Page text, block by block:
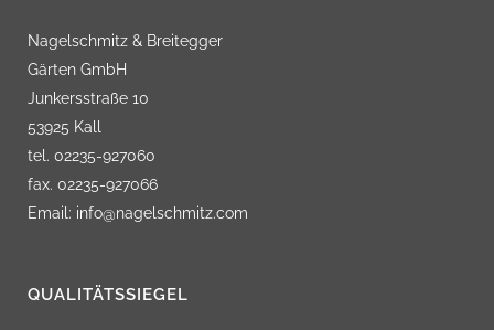
Nagelschmitz & Breitegger
Gärten GmbH
Junkersstraße 10
53925 Kall
tel. 02235-927060
fax. 02235-927066
Email: info@nagelschmitz.com
QUALITÄTSSIEGEL